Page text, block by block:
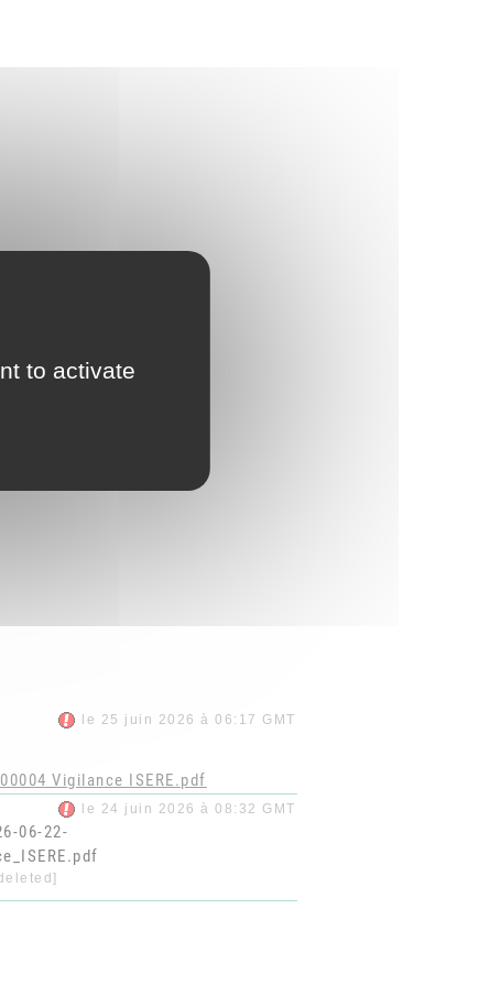
le 25 juin 2026 à 06:17 GMT
Vigilance ISERE.pdf
le 24 juin 2026 à 08:32 GMT
06-22-
to activate